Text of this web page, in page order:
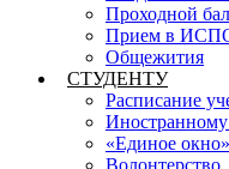
Проходной
Прием в
Общежития
СТУДЕНТУ
Расписание
Иностранному
«Единое
Волонтерство